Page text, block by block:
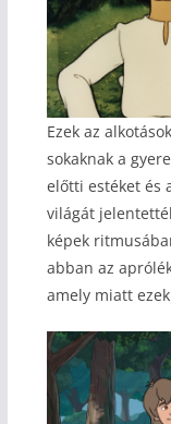
Ezek az
sokaknak a
előtti estéket és
világát
képek
abban az
amely miatt